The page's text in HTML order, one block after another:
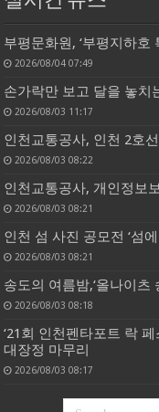
부평문화원, ‘부평지하호
2026/08/04 07:49
손가락만 보고 달을 놓치
2026/08/03 11:17
인천교통공사, 인천 2호
2026/08/03 08:22
인천교통공사, 개인정보
2026/08/03 08:21
인천 섬 사진 공모전 ‘섬
2026/08/03 08:21
송도의 여름밤,‘올나이츠
2026/08/03 08:18
‘21회 인천펜타포트 락
대장정 마무리
2026/08/03 08:17